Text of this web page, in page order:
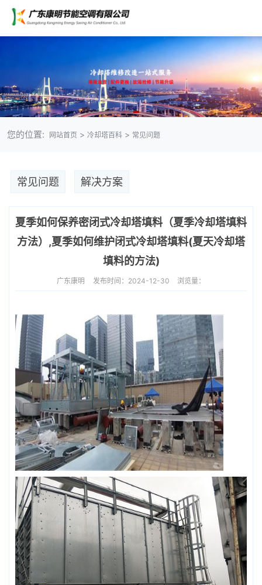
您的位置: 网站首页 > 冷却塔百科> 常见问题
常见问题 解决方案
夏季如何保养密闭式冷却塔填料（夏季冷却塔填料
方法）,夏季如何维护闭式冷却塔填料(夏天冷却塔
填料的方法)
广东康明 发布时间：2024-12-30 浏览量：